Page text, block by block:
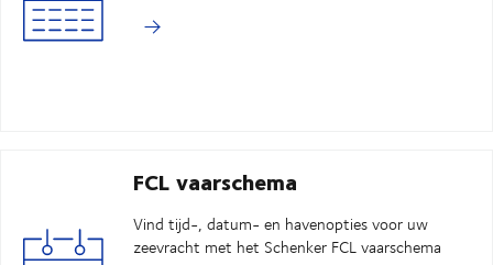
FCL vaarschema
Vind tijd-, datum- en havenopties voor uw
zeevracht met het Schenker FCL vaarschema